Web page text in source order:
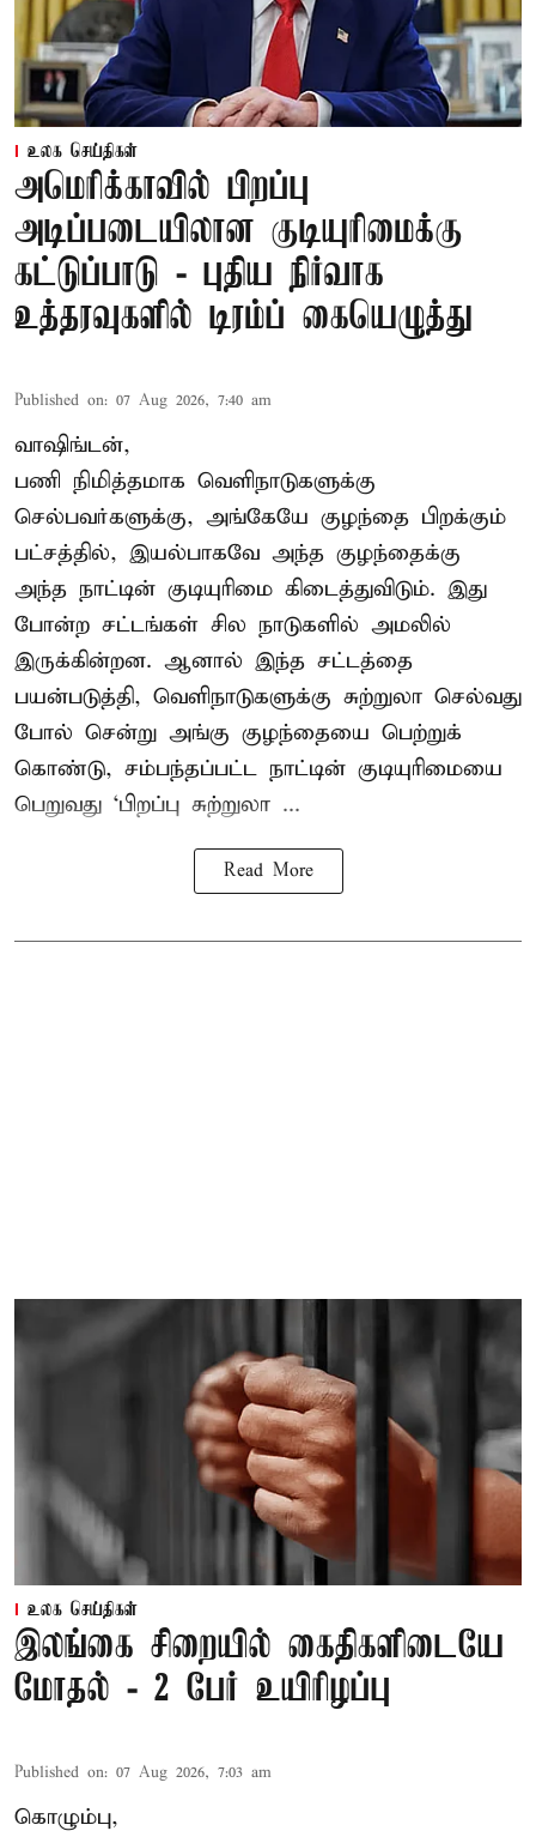
உலக செய்திகள்
அமெரிக்காவில் பிறப்பு
அடிப்படையிலான குடியுரிமைக்கு
கட்டுப்பாடு - புதிய நிர்வாக
உத்தரவுகளில் டிரம்ப் கையெழுத்து
Published on: 07 Aug 2026, 7:40 am
வாஷிங்டன்,
பணி நிமித்தமாக வெளிநாடுகளுக்கு
செல்பவர்களுக்கு, அங்கேயே குழந்தை பிறக்கும்
பட்சத்தில், இயல்பாகவே அந்த குழந்தைக்கு
அந்த நாட்டின் குடியுரிமை கிடைத்துவிடும். இது
போன்ற சட்டங்கள் சில நாடுகளில் அமலில்
இருக்கின்றன. ஆனால் இந்த சட்டத்தை
பயன்படுத்தி, வெளிநாடுகளுக்கு சுற்றுலா செல்வது
போல் சென்று அங்கு குழந்தையை பெற்றுக்
கொண்டு, சம்பந்தப்பட்ட நாட்டின் குடியுரிமையை
பெறுவது ‘பிறப்பு சுற்றுலா ...
Read More
உலக செய்திகள்
இலங்கை சிறையில் கைதிகளிடையே
மோதல் - 2 பேர் உயிரிழப்பு
Published on: 07 Aug 2026, 7:03 am
கொழும்பு,